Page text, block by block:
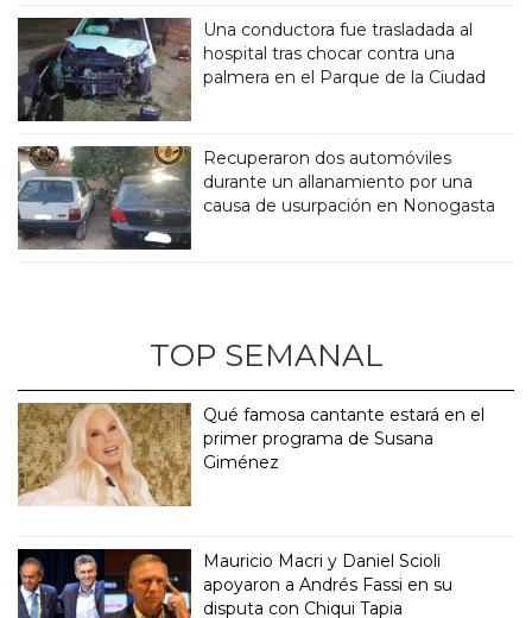
Una conductora fue trasladada al
hospital tras chocar contra una
palmera en el Parque de la Ciudad
Recuperaron dos automóviles
durante un allanamiento por una
causa de usurpación en Nonogasta
TOP SEMANAL
Qué famosa cantante estará en el
primer programa de Susana
Giménez
Mauricio Macri y Daniel Scioli
apoyaron a Andrés Fassi en su
disputa con Chiqui Tapia